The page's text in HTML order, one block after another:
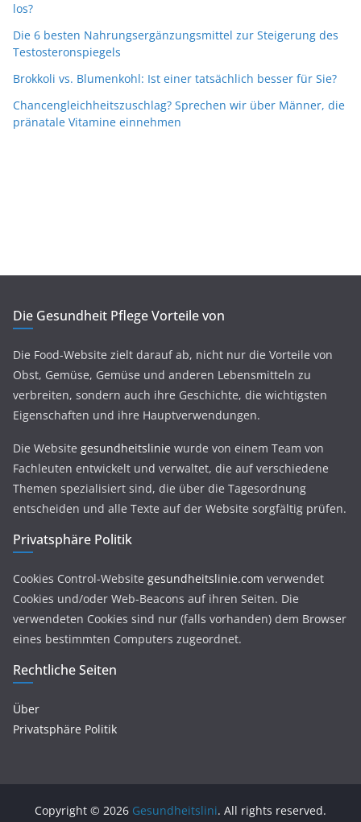
los?
Die 6 besten Nahrungsergänzungsmittel zur Steigerung des
Testosteronspiegels
Brokkoli vs. Blumenkohl: Ist einer tatsächlich besser für Sie?
Chancengleichheitszuschlag? Sprechen wir über Männer, die
pränatale Vitamine einnehmen
Die Gesundheit Pflege Vorteile von
Die Food-Website zielt darauf ab, nicht nur die Vorteile von
Obst, Gemüse, Gemüse und anderen Lebensmitteln zu
verbreiten, sondern auch ihre Geschichte, die wichtigsten
Eigenschaften und ihre Hauptverwendungen.
Die Website gesundheitslinie wurde von einem Team von
Fachleuten entwickelt und verwaltet, die auf verschiedene
Themen spezialisiert sind, die über die Tagesordnung
entscheiden und alle Texte auf der Website sorgfältig prüfen.
Privatsphäre Politik
Cookies Control-Website gesundheitslinie.com verwendet
Cookies und/oder Web-Beacons auf ihren Seiten. Die
verwendeten Cookies sind nur (falls vorhanden) dem Browser
eines bestimmten Computers zugeordnet.
Rechtliche Seiten
Über
Privatsphäre Politik
Copyright © 2026 Gesundheitslini. All rights reserved.